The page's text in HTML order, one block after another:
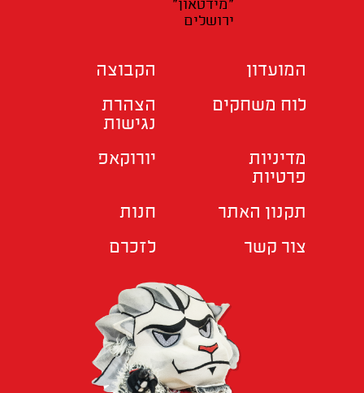
המועדון
הקבוצה
לוח משחקים
הצהרת
נגישות
מדיניות
פרטיות
יורוקאפ
תקנון האתר
חנות
צור קשר
לזכרם